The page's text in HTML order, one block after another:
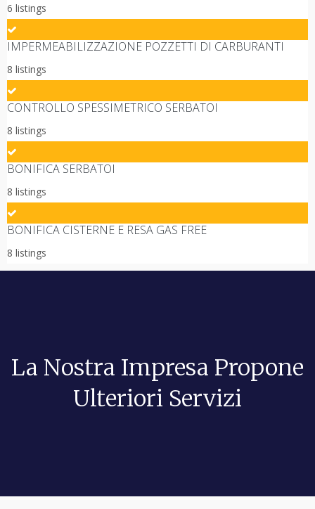
6 listings
IMPERMEABILIZZAZIONE POZZETTI DI CARBURANTI
8 listings
CONTROLLO SPESSIMETRICO SERBATOI
8 listings
BONIFICA SERBATOI
8 listings
BONIFICA CISTERNE E RESA GAS FREE
8 listings
La Nostra Impresa Propone
Ulteriori Servizi